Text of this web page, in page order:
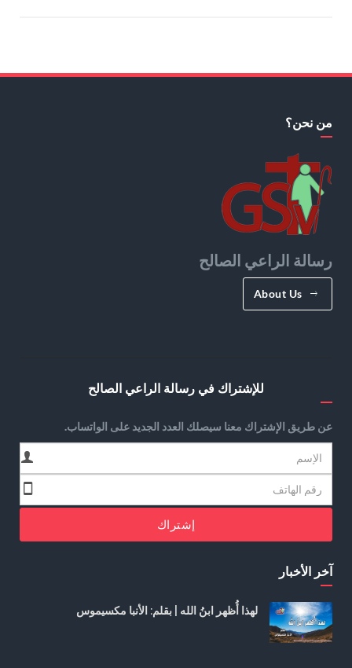
من نحن؟
رسالة الراعي الصالح
About Us
للإشتراك في رسالة الراعي الصالح
عن طريق الإشتراك معنا سيصلك العدد الجديد على الواتساب.
إشتراك
آخر الأخبار
لهذا أُظهر ابنُ الله | بقلم: الأنبا مكسيموس